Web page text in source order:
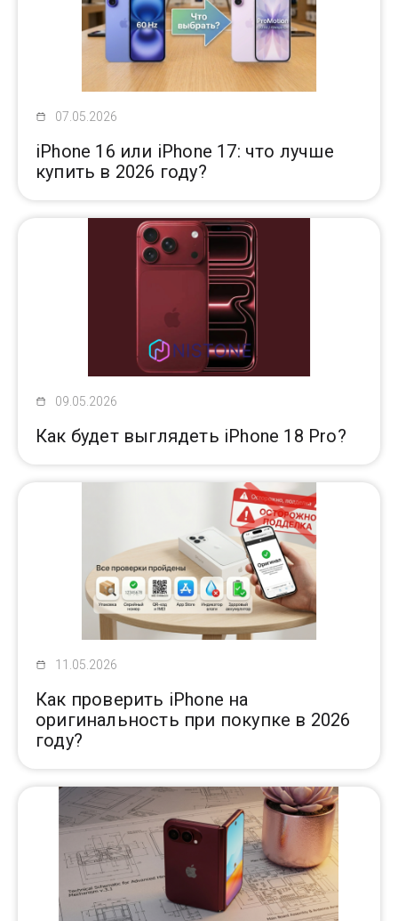
07.05.2026
iPhone 16 или iPhone 17: что лучше
купить в 2026 году?
09.05.2026
Как будет выглядеть iPhone 18 Pro?
11.05.2026
Как проверить iPhone на
оригинальность при покупке в 2026
году?